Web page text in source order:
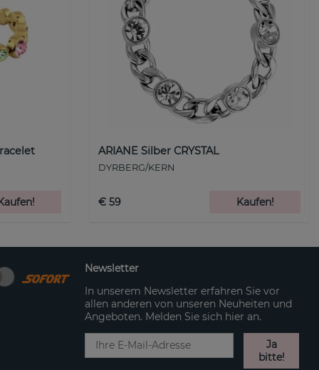
ARIANE Silber CRYSTAL
DYRBERG/KERN
€ 59 Kaufen!
Newsletter
In unserem Newsletter erfahren Sie vor
allen anderen von unseren Neuheiten und
Angeboten. Melden Sie sich hier an.
Ja
bitte!